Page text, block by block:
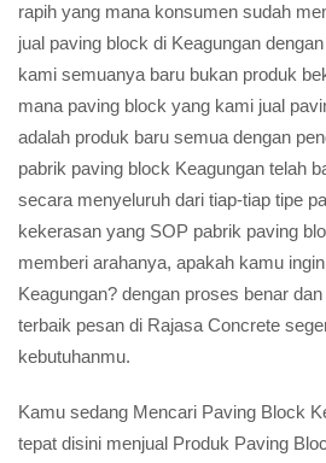
rapih yang mana konsumen sudah
jual paving block di Keagungan
kami semuanya baru bukan produk
mana paving block yang kami jual
adalah produk baru semua dengan
pabrik paving block Keagungan telah
secara menyeluruh dari tiap-tiap tipe
kekerasan yang SOP pabrik paving
memberi arahanya, apakah kamu
Keagungan? dengan proses benar
terbaik pesan di Rajasa Concrete
kebutuhanmu.
Kamu sedang Mencari Paving Block
tepat disini menjual Produk Paving